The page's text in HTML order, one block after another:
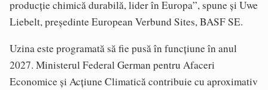
producție chimică durabilă, lider în Europa”, spune și Uwe
Liebelt, președinte European Verbund Sites, BASF SE.
Uzina este programată să fie pusă în funcțiune în anul
2027. Ministerul Federal German pentru Afaceri
Economice și Acțiune Climatică contribuie cu aproximativ